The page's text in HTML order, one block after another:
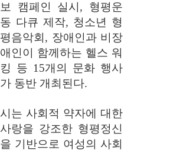
보 캠페인 실시, 형평운
동 다큐 제작, 청소년 형
평음악회, 장애인과 비장
애인이 함께하는 헬스 워
킹 등 15개의 문화 행사
가 동반 개최된다.
시는 사회적 약자에 대한
사랑을 강조한 형평정신
을 기반으로 여성의 사회